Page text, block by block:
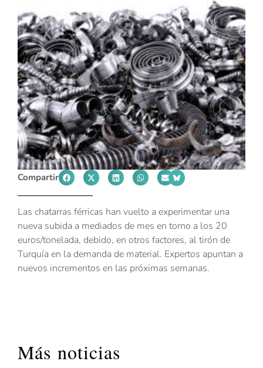
Compartir
Las chatarras férricas han vuelto a experimentar una
nueva subida a mediados de mes en torno a los 20
euros/tonelada, debido, en otros factores, al tirón de
Turquía en la demanda de material. Expertos apuntan a
nuevos incrementos en las próximas semanas.
Más noticias